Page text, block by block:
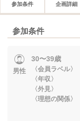
参加条件 企画詳細
参加条件
男性
30〜39歳
〈会員ラベル
〈年収〉
〈外見〉 容
〈理想の関係